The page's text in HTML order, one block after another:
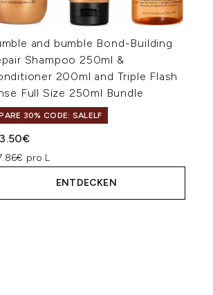
and bumble Bond-Building
Shampoo 250ml &
200ml and Triple Flash
Full Size 250ml Bundle
30% CODE: SALELF
pro L
ENTDECKEN